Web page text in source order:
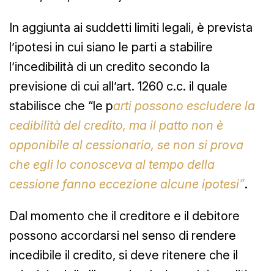
In aggiunta ai suddetti limiti legali, è prevista
l’ipotesi in cui siano le parti a stabilire
l’incedibilità di un credito secondo la
previsione di cui all’art. 1260 c.c. il quale
stabilisce che “le parti possono escludere la
cedibilità del credito, ma il patto non è
opponibile al cessionario, se non si prova
che egli lo conosceva al tempo della
cessione fanno eccezione alcune ipotesi”.
Dal momento che il creditore e il debitore
possono accordarsi nel senso di rendere
incedibile il credito, si deve ritenere che il